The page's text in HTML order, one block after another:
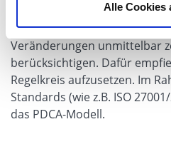
Alle Cookies
abgebildet ist. Im nächsten
dynamische Komponente,
Veränderungen unmittelbar
berücksichtigen. Dafür
Regelkreis aufzusetzen. Im
Standards (wie z.B. ISO
das PDCA-Modell.